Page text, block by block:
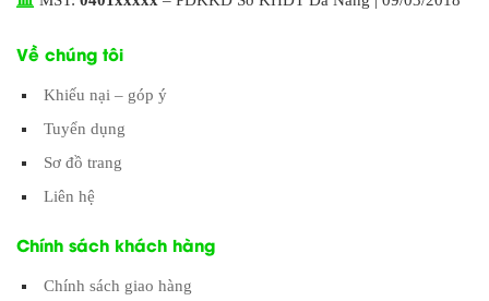
Về chúng tôi
Khiếu nại – góp ý
Tuyển dụng
Sơ đồ trang
Liên hệ
Chính sách khách hàng
Chính sách giao hàng